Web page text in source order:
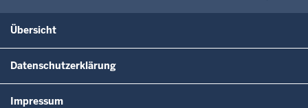
Übersicht
Datenschutzerklärung
Impressum